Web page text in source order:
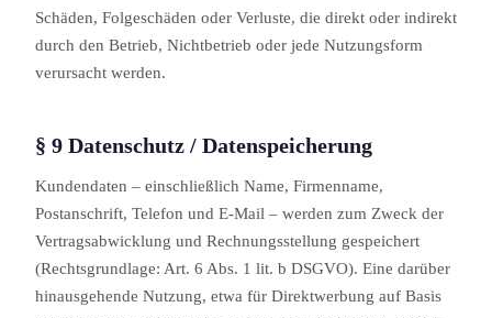
Schäden, Folgeschäden oder Verluste, die direkt oder indirekt
durch den Betrieb, Nichtbetrieb oder jede Nutzungs­form
verursacht werden.
§ 9 Datenschutz / Datenspeicherung
Kundendaten – einschließlich Name, Firmenname,
Postanschrift, Telefon und E-Mail – werden zum Zweck der
Vertragsabwicklung und Rechnungs­stellung gespeichert
(Rechtsgrundlage: Art. 6 Abs. 1 lit. b DSGVO). Eine darüber
hinausgehende Nutzung, etwa für Direktwerbung auf Basis